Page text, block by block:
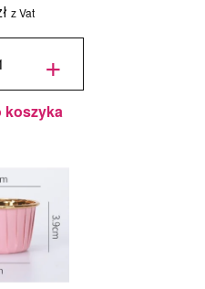
z Vat
+
koszyka